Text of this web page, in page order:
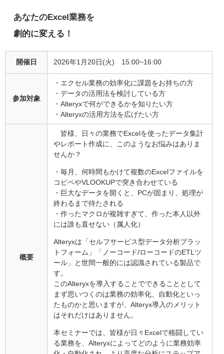
あなたのExcel業務を
劇的に変える！
開催日 2026年1月20日(火) 15:00~16:00
参加対象
・エクセル業務の効率化に課題をお持ちの方
・データの活用法を検討している方
・Alteryxで何ができるかを知りたい方
・Alteryxの活用方法を広げたい方
概要
皆様、日々の業務でExcelを使ったデータ集計
やレポート作成に、このようなお悩みはありま
せんか？
・毎月、何時間もかけて複数のExcelファイルを
コピペやVLOOKUPで突き合わせている
・巨大なデータを開くと、PCが固まり、処理が
終わるまで待たされる
・作ったマクロが複雑すぎて、作った本人以外
には誰も直せない（属人化）
Alteryxは「セルフサービス型データ分析プラッ
トフォーム」「ノーコード/ローコードのETLツ
ール」と世間一般的には認識されている製品で
す。
このAlteryxを導入することでできることとして
まず思いつくのは業務の効率化、自動化といっ
たものかと思いますが、Alteryx導入のメリット
はそれだけはありません。
本セミナーでは、皆様が日々Excelで格闘してい
る業務を、Alteryxによってどのように業務効率